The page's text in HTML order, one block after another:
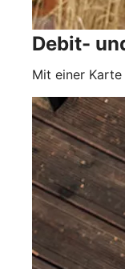
Debit-
Mit einer